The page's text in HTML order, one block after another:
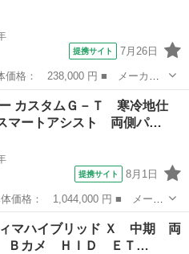
提携サイト 7月26日
エポック ■ グレード名：
・１年保証・新品バッテリー
ー カスタムＧ－Ｔ 寒冷地仕
ートアシスト 両側パ…
提携サイト 8月1日
ー ■ グレード名： カスタム
トアシスト 両側パワースライ
ィマハイブリッド Ｘ 中期 両
Ｂカメ ＨＩＤ ＥＴ…